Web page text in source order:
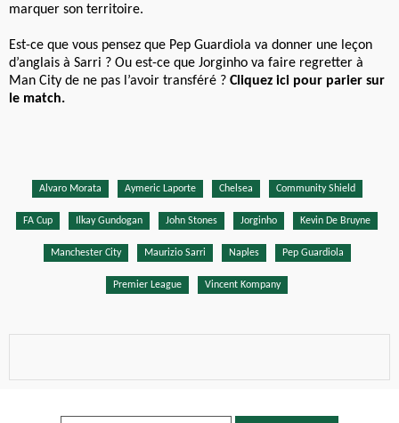
marquer son territoire.
Est-ce que vous pensez que Pep Guardiola va donner une leçon
d’anglais à Sarri ? Ou est-ce que Jorginho va faire regretter à
Man City de ne pas l’avoir transféré ? Cliquez ici pour parier sur
le match.
Alvaro Morata Aymeric Laporte Chelsea Community Shield
FA Cup Ilkay Gundogan John Stones Jorginho Kevin De Bruyne
Manchester City Maurizio Sarri Naples Pep Guardiola
Premier League Vincent Kompany